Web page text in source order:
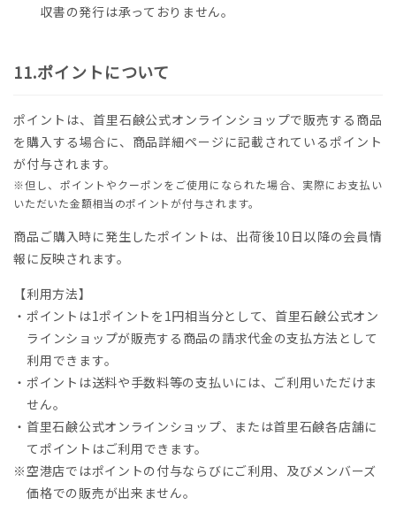
収書の発行は承っておりません。
ポイントについて
ポイントは、首里石鹸公式オンラインショップで販売する商品
を購入する場合に、商品詳細ページに記載されているポイント
が付与されます。
※但し、ポイントやクーポンをご使用になられた場合、実際にお支払い
いただいた金額相当のポイントが付与されます。
商品ご購入時に発生したポイントは、出荷後10日以降の会員情
報に反映されます。
【利用方法】
・ポイントは1ポイントを1円相当分として、首里石鹸公式オン
ラインショップが販売する商品の請求代金の支払方法として
利用できます。
・ポイントは送料や手数料等の支払いには、ご利用いただけま
せん。
・首里石鹸公式オンラインショップ、または首里石鹸各店舗に
てポイントはご利用できます。
※空港店ではポイントの付与ならびにご利用、及びメンバーズ
価格での販売が出来ません。